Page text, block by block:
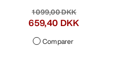
1 099,00 DKK
659,40 DKK
Comparer